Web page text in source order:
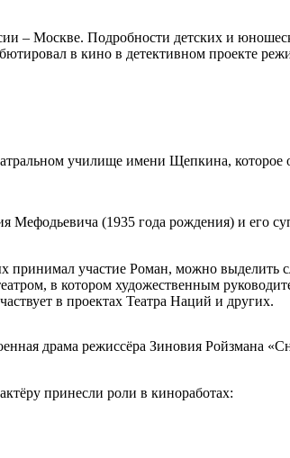
– Москве. Подробности детских и
в кино в детективном проекте
училище имени Щепкина, которое
Мефодьевича (1935 года рождения) и его
принимал участие Роман, можно выделить
в котором художественным
в проектах Театра Наций и других.
драма режиссёра Зиновия Ройзмана
принесли роли в киноработах: